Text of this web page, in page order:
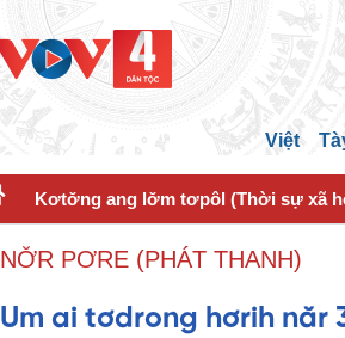
Việt
Kơtơ̆ng ang lơ̆m tơpôl (Thời sự xã
NƠ̆R PƠRE (PHÁT THANH)
Um ai tơdrong hơrih